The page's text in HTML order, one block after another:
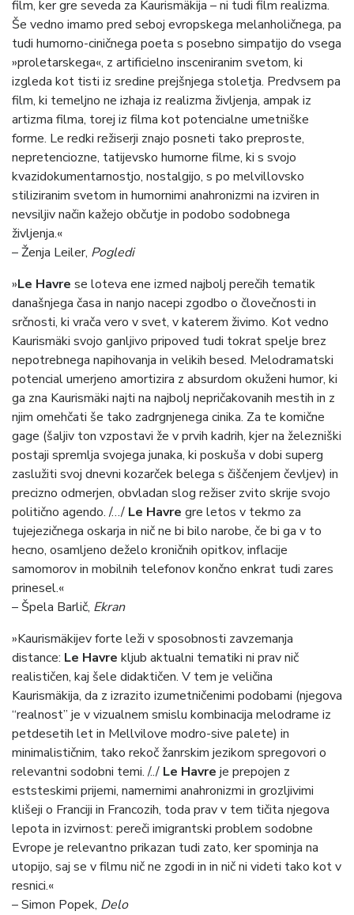
film, ker gre seveda za Kaurismäkija – ni tudi film realizma.
Še vedno imamo pred seboj evropskega melanholičnega, pa
tudi humorno-ciničnega poeta s posebno simpatijo do vsega
»proletarskega«, z artificielno insceniranim svetom, ki
izgleda kot tisti iz sredine prejšnjega stoletja. Predvsem pa
film, ki temeljno ne izhaja iz realizma življenja, ampak iz
artizma filma, torej iz filma kot potencialne umetniške
forme. Le redki režiserji znajo posneti tako preproste,
nepretenciozne, tatijevsko humorne filme, ki s svojo
kvazidokumentarnostjo, nostalgijo, s po melvillovsko
stiliziranim svetom in humornimi anahronizmi na izviren in
nevsiljiv način kažejo občutje in podobo sodobnega
življenja.«
– Ženja Leiler, Pogledi
»Le Havre se loteva ene izmed najbolj perečih tematik
današnjega časa in nanjo nacepi zgodbo o človečnosti in
srčnosti, ki vrača vero v svet, v katerem živimo. Kot vedno
Kaurismäki svojo ganljivo pripoved tudi tokrat spelje brez
nepotrebnega napihovanja in velikih besed. Melodramatski
potencial umerjeno amortizira z absurdom okuženi humor, ki
ga zna Kaurismäki najti na najbolj nepričakovanih mestih in z
njim omehčati še tako zadrgnjenega cinika. Za te komične
gage (šaljiv ton vzpostavi že v prvih kadrih, kjer na železniški
postaji spremlja svojega junaka, ki poskuša v dobi superg
zaslužiti svoj dnevni kozarček belega s čiščenjem čevljev) in
precizno odmerjen, obvladan slog režiser zvito skrije svojo
politično agendo. /…/ Le Havre gre letos v tekmo za
tujejezičnega oskarja in nič ne bi bilo narobe, če bi ga v to
hecno, osamljeno deželo kroničnih opitkov, inflacije
samomorov in mobilnih telefonov končno enkrat tudi zares
prinesel.«
– Špela Barlič, Ekran
»Kaurismäkijev forte leži v sposobnosti zavzemanja
distance: Le Havre kljub aktualni tematiki ni prav nič
realističen, kaj šele didaktičen. V tem je veličina
Kaurismäkija, da z izrazito izumetničenimi podobami (njegova
“realnost” je v vizualnem smislu kombinacija melodrame iz
petdesetih let in Mellvilove modro-sive palete) in
minimalističnim, tako rekoč žanrskim jezikom spregovori o
relevantni sodobni temi. /../ Le Havre je prepojen z
eststeskimi prijemi, namernimi anahronizmi in grozljivimi
klišeji o Franciji in Francozih, toda prav v tem tičita njegova
lepota in izvirnost: pereči imigrantski problem sodobne
Evrope je relevantno prikazan tudi zato, ker spominja na
utopijo, saj se v filmu nič ne zgodi in in nič ni videti tako kot v
resnici.«
– Simon Popek, Delo